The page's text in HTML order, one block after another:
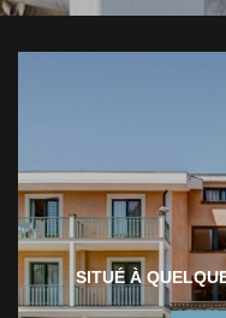
SITUÉ À